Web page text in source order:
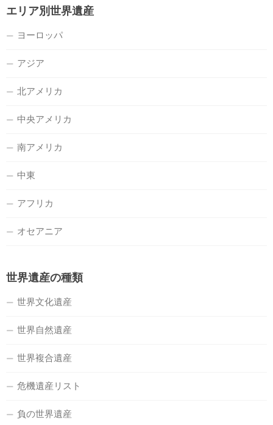
エリア別世界遺産
ヨーロッパ
アジア
北アメリカ
中央アメリカ
南アメリカ
中東
アフリカ
オセアニア
世界遺産の種類
世界文化遺産
世界自然遺産
世界複合遺産
危機遺産リスト
負の世界遺産